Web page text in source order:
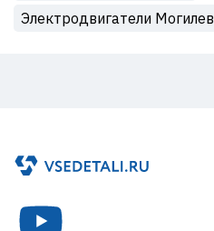
Электродвигатели Могилев